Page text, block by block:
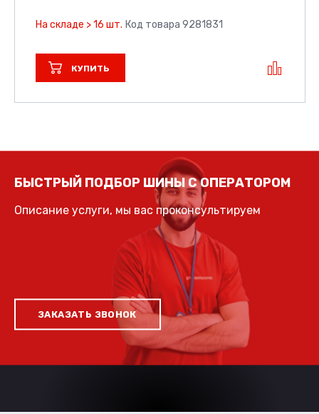
На складе > 16 шт. Код товара 9281831
КУПИТЬ
БЫСТРЫЙ ПОДБОР ШИНЫ С ОПЕРАТОРОМ
Описание услуги, мы вас проконсультируем
ЗАКАЗАТЬ ЗВОНОК